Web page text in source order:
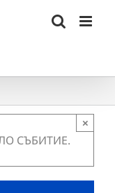
СЪБИТИЕ.
×